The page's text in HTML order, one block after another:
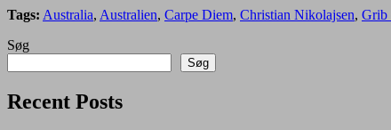
Tags: Australia, Australien, Carpe Diem, Christian Nikolajsen, Grib
Søg
Søg
Recent Posts